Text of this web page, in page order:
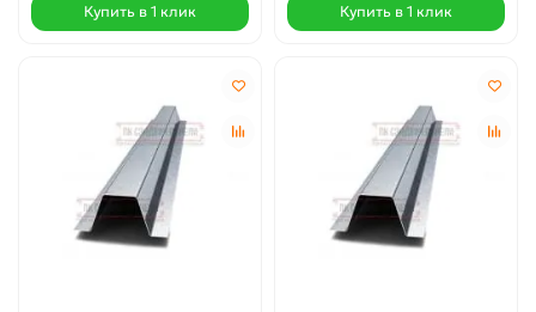
Купить в 1 клик Купить в 1 клик